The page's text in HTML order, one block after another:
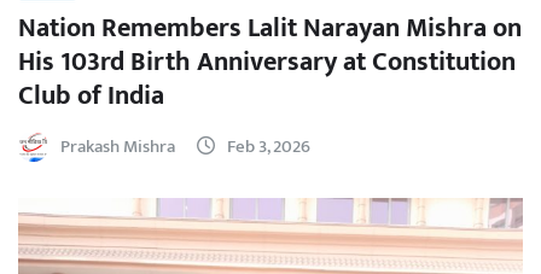
Nation Remembers Lalit Narayan Mishra on
His 103rd Birth Anniversary at Constitution
Club of India
Prakash Mishra Feb 3, 2026